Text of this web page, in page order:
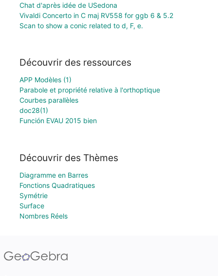
Chat d'après idée de USedona
Vivaldi Concerto in C maj RV558 for ggb 6 & 5.2
Scan to show a conic related to d, F, e.
Découvrir des ressources
APP Modèles (1)
Parabole et propriété relative à l'orthoptique
Courbes parallèles
doc28(1)
Función EVAU 2015 bien
Découvrir des Thèmes
Diagramme en Barres
Fonctions Quadratiques
Symétrie
Surface
Nombres Réels